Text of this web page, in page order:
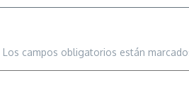
Los campos obligatorios están